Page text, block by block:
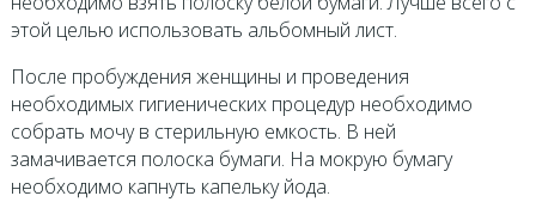
этой целью использовать альбомный лист.
После пробуждения женщины и проведения
необходимых гигиенических процедур необходимо
собрать мочу в стерильную емкость. В ней
замачивается полоска бумаги. На мокрую бумагу
необходимо капнуть капельку йода.